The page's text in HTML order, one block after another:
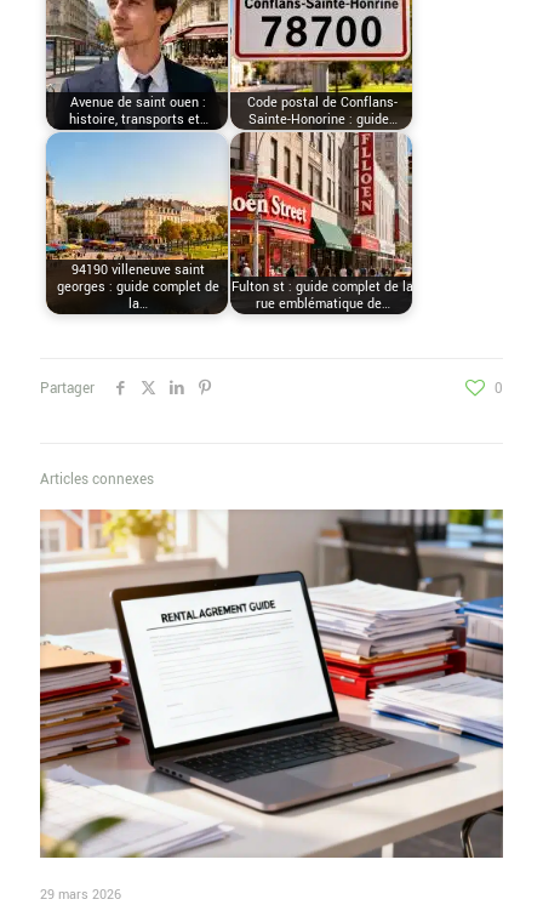
Avenue de saint ouen :
histoire, transports et…
Code postal de Conflans-
Sainte-Honorine : guide…
94190 villeneuve saint
georges : guide complet de
la…
Fulton st : guide complet de la
rue emblématique de…
Partager 0
Articles connexes
29 mars 2026